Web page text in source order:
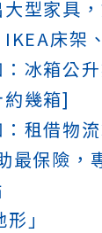
型家具
床架
冰箱公
幾箱]
租借物
最保險，
」